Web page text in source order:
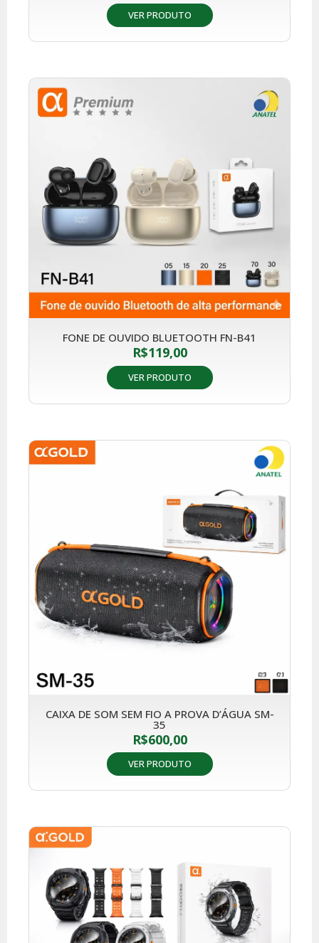
VER PRODUTO
FONE DE OUVIDO BLUETOOTH FN-B41
R$119,00
VER PRODUTO
CAIXA DE SOM SEM FIO A PROVA D’ÁGUA SM-
35
R$600,00
VER PRODUTO